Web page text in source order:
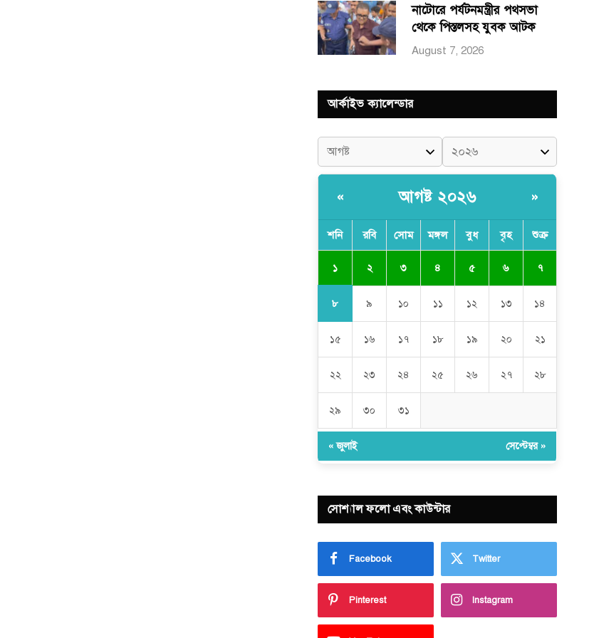
নাটোরে পর্যটনমন্ত্রীর পথসভা
থেকে পিস্তলসহ যুবক আটক
August 7, 2026
আর্কাইভ ক্যালেন্ডার
« আগষ্ট ২০২৬ »
শনি রবি সোম মঙ্গল বুধ বৃহ শুক্র
১ ২ ৩ ৪ ৫ ৬ ৭
৮ ৯ ১০ ১১ ১২ ১৩ ১৪
১৫ ১৬ ১৭ ১৮ ১৯ ২০ ২১
২২ ২৩ ২৪ ২৫ ২৬ ২৭ ২৮
২৯ ৩০ ৩১
« জুলাই সেপ্টেম্বর »
সোশ্যাল ফলো এবং কাউন্টার
Facebook Twitter
Pinterest Instagram